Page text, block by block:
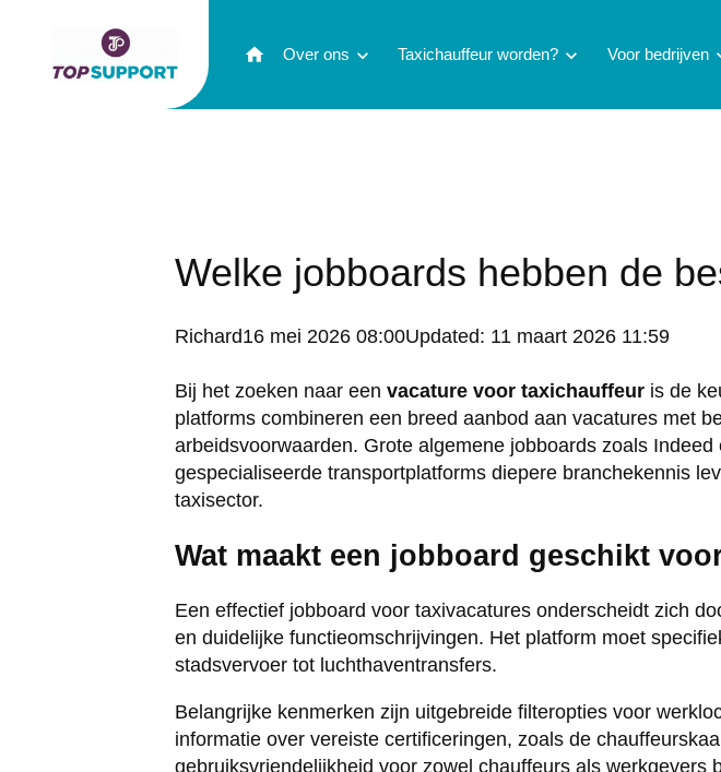
home Over ons chevron_right Taxichauffeur worden? chevron_right Voor bedrijven
Welke jobboards hebben de
Posted
Richard16 mei 2026 08:00Updated: 11 maart 2026 11:59
Bij het zoeken naar een vacature voor taxichauffeur is de
platforms combineren een breed aanbod aan vacatures met
arbeidsvoorwaarden. Grote algemene jobboards zoals
gespecialiseerde transportplatforms diepere branchekennis
taxisector.
Wat maakt een jobboard geschikt
Een effectief jobboard voor taxivacatures onderscheidt zich
en duidelijke functieomschrijvingen. Het platform moet
stadsvervoer tot luchthaventransfers.
Belangrijke kenmerken zijn uitgebreide filteropties voor
informatie over vereiste certificeringen, zoals de
gebruiksvriendelijkheid voor zowel chauffeurs als werkgevers